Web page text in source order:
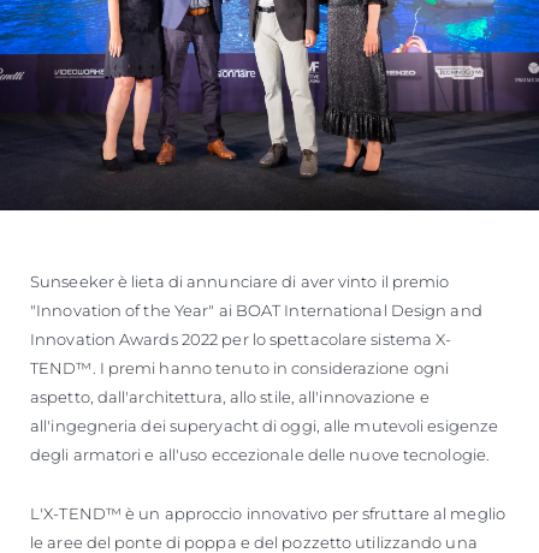
Sunseeker è lieta di annunciare di aver vinto il premio
"Innovation of the Year" ai BOAT International Design and
Innovation Awards 2022 per lo spettacolare sistema X-
TEND™. I premi hanno tenuto in considerazione ogni
aspetto, dall'architettura, allo stile, all'innovazione e
all'ingegneria dei superyacht di oggi, alle mutevoli esigenze
degli armatori e all'uso eccezionale delle nuove tecnologie.
L'X-TEND™ è un approccio innovativo per sfruttare al meglio
le aree del ponte di poppa e del pozzetto utilizzando una